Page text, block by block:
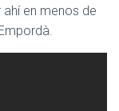
en menos de